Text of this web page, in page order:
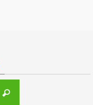
Recherche